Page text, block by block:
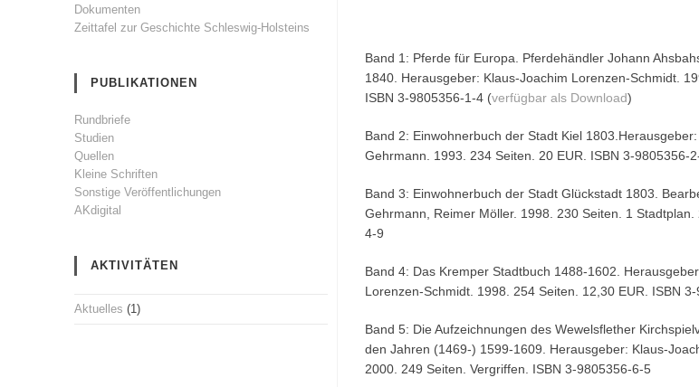
Band 1: Pferde für Europa. Pferdehändler Johann
1840. Herausgeber: Klaus-Joachim Lorenzen-Schmidt.
ISBN 3-9805356-1-4 (verfügbar als Download)
Band 2: Einwohnerbuch der Stadt Kiel
Gehrmann. 1993. 234 Seiten. 20 EUR. ISBN 3-9805356-
Band 3: Einwohnerbuch der Stadt Glückstadt 1803.
Gehrmann, Reimer Möller. 1998. 230 Seiten. 1
4-9
Band 4: Das Kremper Stadtbuch 1488-1602.
Lorenzen-Schmidt. 1998. 254 Seiten. 12,30 EUR. ISBN
Band 5: Die Aufzeichnungen des Wewelsflether
den Jahren (1469-) 1599-1609. Herausgeber: Klaus-
2000. 249 Seiten. Vergriffen. ISBN 3-9805356-6-5
Dokumenten
Zeittafel zur Geschichte Schleswig-Holsteins
PUBLIKATIONEN
Rundbriefe
Studien
Quellen
Kleine Schriften
Sonstige Veröffentlichungen
AKdigital
AKTIVITÄTEN
Aktuelles (1)